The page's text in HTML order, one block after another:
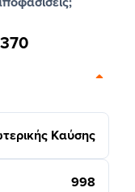
Καύσης
998